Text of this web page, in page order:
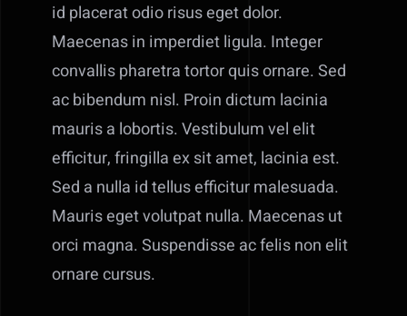
id placerat odio risus eget dolor.
Maecenas in imperdiet ligula. Integer
convallis pharetra tortor quis ornare. Sed
ac bibendum nisl. Proin dictum lacinia
mauris a lobortis. Vestibulum vel elit
efficitur, fringilla ex sit amet, lacinia est.
Sed a nulla id tellus efficitur malesuada.
Mauris eget volutpat nulla. Maecenas ut
orci magna. Suspendisse ac felis non elit
ornare cursus.